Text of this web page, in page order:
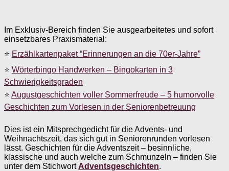
Im Exklusiv-Bereich finden Sie ausgearbeitetes und sofort
einsetzbares Praxismaterial:
⭐ Erzählkartenpaket “Erinnerungen an die 70er-Jahre”
⭐ Wörterbingo Handwerken – Bingokarten in 3
Schwierigkeitsgraden
⭐ Augustgeschichten voller Sommerfreude – 5 humorvolle
Geschichten zum Vorlesen in der Seniorenbetreuung
Dies ist ein Mitsprechgedicht für die Advents- und
Weihnachtszeit, das sich gut in Seniorenrunden vorlesen
lässt. Geschichten für die Adventszeit – besinnliche,
klassische und auch welche zum Schmunzeln – finden Sie
unter dem Stichwort Adventsgeschichten.